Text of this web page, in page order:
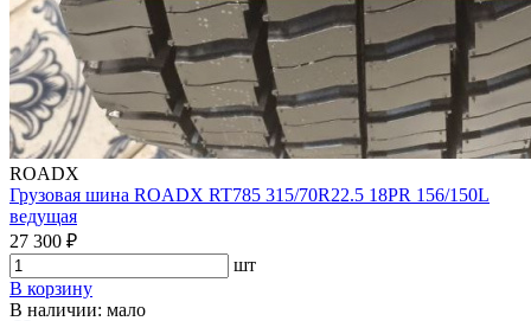
ROADX
Грузовая шина ROADX RT785 315/70R22.5 18PR 156/150L
ведущая
27 300 ₽
шт
В корзину
В наличии: мало